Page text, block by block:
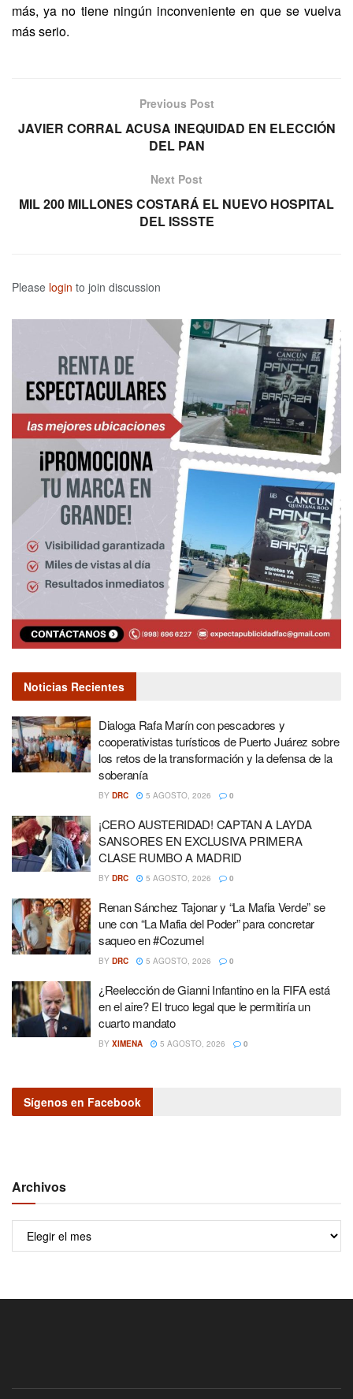
más, ya no tiene ningún inconveniente en que se vuelva
más serio.
Previous Post
JAVIER CORRAL ACUSA INEQUIDAD EN ELECCIÓN
DEL PAN
Next Post
MIL 200 MILLONES COSTARÁ EL NUEVO HOSPITAL
DEL ISSSTE
Please login to join discussion
Noticias Recientes
Dialoga Rafa Marín con pescadores y
cooperativistas turísticos de Puerto Juárez sobre
los retos de la transformación y la defensa de la
soberanía
BY DRC 5 AGOSTO, 2026 0
¡CERO AUSTERIDAD! CAPTAN A LAYDA
SANSORES EN EXCLUSIVA PRIMERA
CLASE RUMBO A MADRID
BY DRC 5 AGOSTO, 2026 0
Renan Sánchez Tajonar y “La Mafia Verde” se
une con “La Mafia del Poder” para concretar
saqueo en #Cozumel
BY DRC 5 AGOSTO, 2026 0
¿Reelección de Gianni Infantino en la FIFA está
en el aire? El truco legal que le permitiría un
cuarto mandato
BY XIMENA 5 AGOSTO, 2026 0
Sígenos en Facebook
Archivos